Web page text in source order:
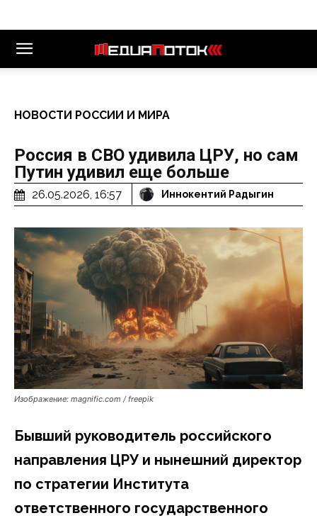
НОВОСТИ РОССИИ И МИРА
Россия в СВО удивила ЦРУ, но сам
Путин удивил еще больше
26.05.2026, 16:57 Иннокентий Радыгин
Изображение: magnific.com / freepik
Бывший руководитель российского
направления ЦРУ и нынешний директор
по стратегии Института
ответственного государственного